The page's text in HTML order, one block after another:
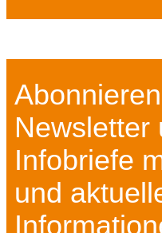
Newsletter
Infobriefe
und